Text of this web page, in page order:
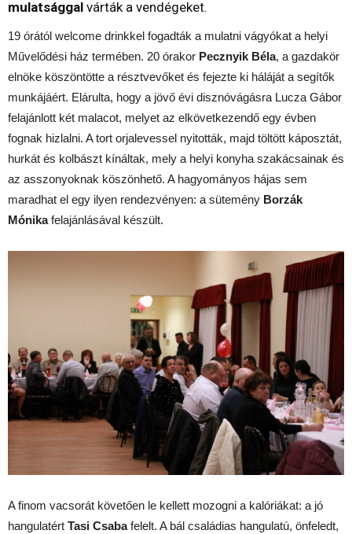
mulatsággal várták a vendégeket.
19 órától welcome drinkkel fogadták a mulatni vágyókat a helyi
Művelődési ház termében. 20 órakor Pecznyik Béla, a gazdakör
elnöke köszöntötte a résztvevőket és fejezte ki háláját a segítők
munkájáért. Elárulta, hogy a jövő évi disznóvágásra Lucza Gábor
felajánlott két malacot, melyet az elkövetkezendő egy évben
fognak hizlalni. A tort orjalevessel nyitották, majd töltött káposztát,
hurkát és kolbászt kínáltak, mely a helyi konyha szakácsainak és
az asszonyoknak köszönhető. A hagyományos hájas sem
maradhat el egy ilyen rendezvényen: a sütemény Borzák
Mónikafelajánlásával készült.
A finom vacsorát követően le kellett mozogni a kalóriákat: a jó
hangulatért Tasi Csabafelelt. A bál családias hangulatú, önfeledt,